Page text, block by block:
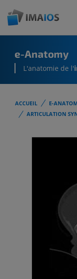
e-Anatomy
L'anatomie de l'
ACCUEIL E-
ARTICULATION